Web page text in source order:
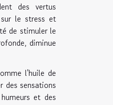
des vertus
le stress et
de stimuler le
diminue
l'huile de
des sensations
et des